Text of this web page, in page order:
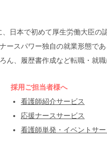
、日本で初めて厚生労働大臣
ースパワー独自の就業形態で
ん、履歴書作成など転職・就
採用ご担当者様へ
看護師紹介サービス
応援ナースサービス
看護師単発・イベントサー